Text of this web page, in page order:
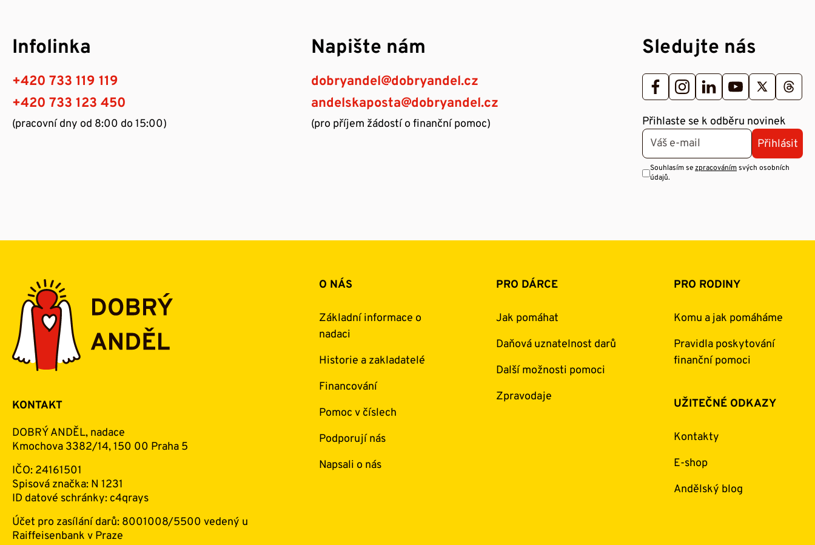
Infolinka
+420 733 119 119
+420 733 123 450
(pracovní dny od 8:00 do 15:00)
Napište nám
dobryandel@dobryandel.cz
andelskaposta@dobryandel.cz
(pro příjem žádostí o finanční pomoc)
Sledujte nás
Přihlaste se k odběru novinek
Přihlásit
Souhlasím sezpracovánímsvých osobních
údajů.
KONTAKT
DOBRÝ ANDĚL, nadace
Kmochova 3382/14, 150 00 Praha 5
IČO: 24161501
Spisová značka: N 1231
ID datové schránky: c4qrays
Účet pro zasílání darů: 8001008/5500 vedený u
Raiffeisenbank v Praze
O NÁS
Základní informace o
nadaci
Historie a zakladatelé
Financování
Pomoc v číslech
Podporují nás
Napsali o nás
PRO DÁRCE
Jak pomáhat
Daňová uznatelnost darů
Další možnosti pomoci
Zpravodaje
PRO RODINY
Komu a jak pomáháme
Pravidla poskytování
finanční pomoci
UŽITEČNÉ ODKAZY
Kontakty
E-shop
Andělský blog